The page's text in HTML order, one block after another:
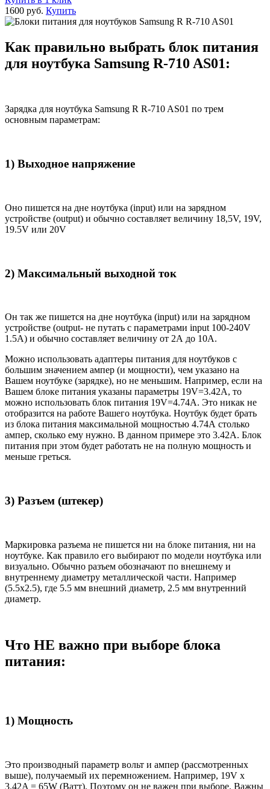
1600 руб. Купить
Как правильно выбрать блок питания
для ноутбука Samsung R-710 AS01:
Зарядка для ноутбука Samsung R R-710 AS01 по трем
основным параметрам:
1) Выходное напряжение
Оно пишется на дне ноутбука (input) или на зарядном
устройстве (output) и обычно составляет величину 18,5V, 19V,
19.5V или 20V
2) Максимальный выходной ток
Он так же пишется на дне ноутбука (input) или на зарядном
устройстве (output- не путать с параметрами input 100-240V
1.5A) и обычно составляет величину от 2А до 10A.
Можно использовать адаптеры питания для ноутбуков с
большим значением ампер (и мощности), чем указано на
Вашем ноутбуке (зарядке), но не меньшим. Например, если на
Вашем блоке питания указаны параметры 19V=3.42A, то
можно использовать блок питания 19V=4.74A. Это никак не
отобразится на работе Вашего ноутбука. Ноутбук будет брать
из блока питания максимальной мощностью 4.74А столько
ампер, сколько ему нужно. В данном примере это 3.42А. Блок
питания при этом будет работать не на полную мощность и
меньше греться.
3) Разъем (штекер)
Маркировка разъема не пишется ни на блоке питания, ни на
ноутбуке. Как правило его выбирают по модели ноутбука или
визуально. Обычно разъем обозначают по внешнему и
внутреннему диаметру металлической части. Например
(5.5x2.5), где 5.5 мм внешний диаметр, 2.5 мм внутренний
диаметр.
Что НЕ важно при выборе блока
питания:
1) Мощность
Это производный параметр вольт и ампер (рассмотренных
выше), получаемый их перемножением. Например, 19V x
3.42A = 65W (Ватт). Поэтому он не важен при выборе. Важны